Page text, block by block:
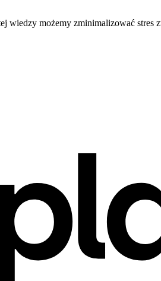
możemy zminimalizować stres